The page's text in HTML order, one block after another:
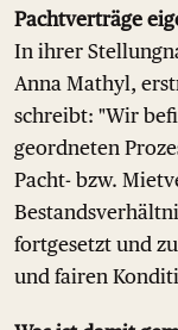
Pachtverträge
In ihrer
Anna Mathyl,
schreibt: "Wir
geordneten
Pacht- bzw.
fortgesetzt und
und fairen